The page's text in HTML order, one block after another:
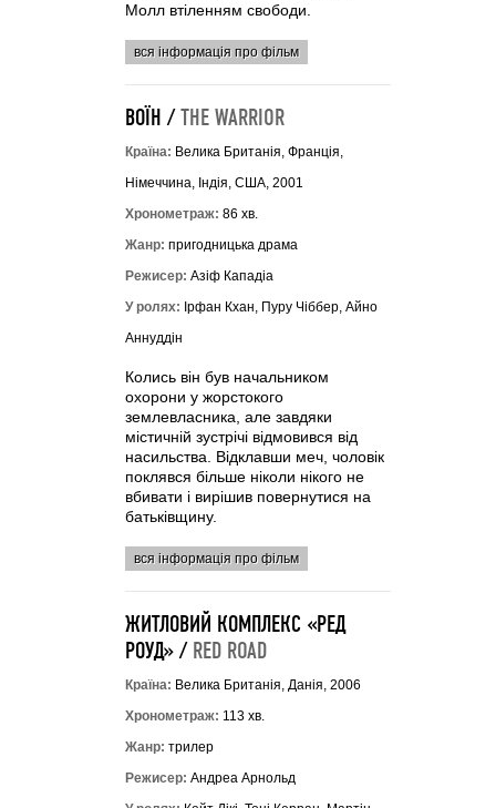
Молл втіленням свободи.
вся інформація про фільм
ВОЇН /THE WARRIOR
Країна: Велика Британія, Франція,
Німеччина, Індія, США, 2001
Хронометраж: 86 хв.
Жанр: пригодницька драма
Режисер: Азіф Кападіа
У ролях: Ірфан Кхан, Пуру Чіббер, Айно
Аннуддін
Колись він був начальником
охорони у жорстокого
землевласника, але завдяки
містичній зустрічі відмовився від
насильства. Відклавши меч, чоловік
поклявся більше ніколи нікого не
вбивати і вирішив повернутися на
батьківщину.
вся інформація про фільм
ЖИТЛОВИЙ КОМПЛЕКС «РЕД
РОУД» / RED ROAD
Країна: Велика Британія, Данія, 2006
Хронометраж: 113 хв.
Жанр: трилер
Режисер: Андреа Арнольд